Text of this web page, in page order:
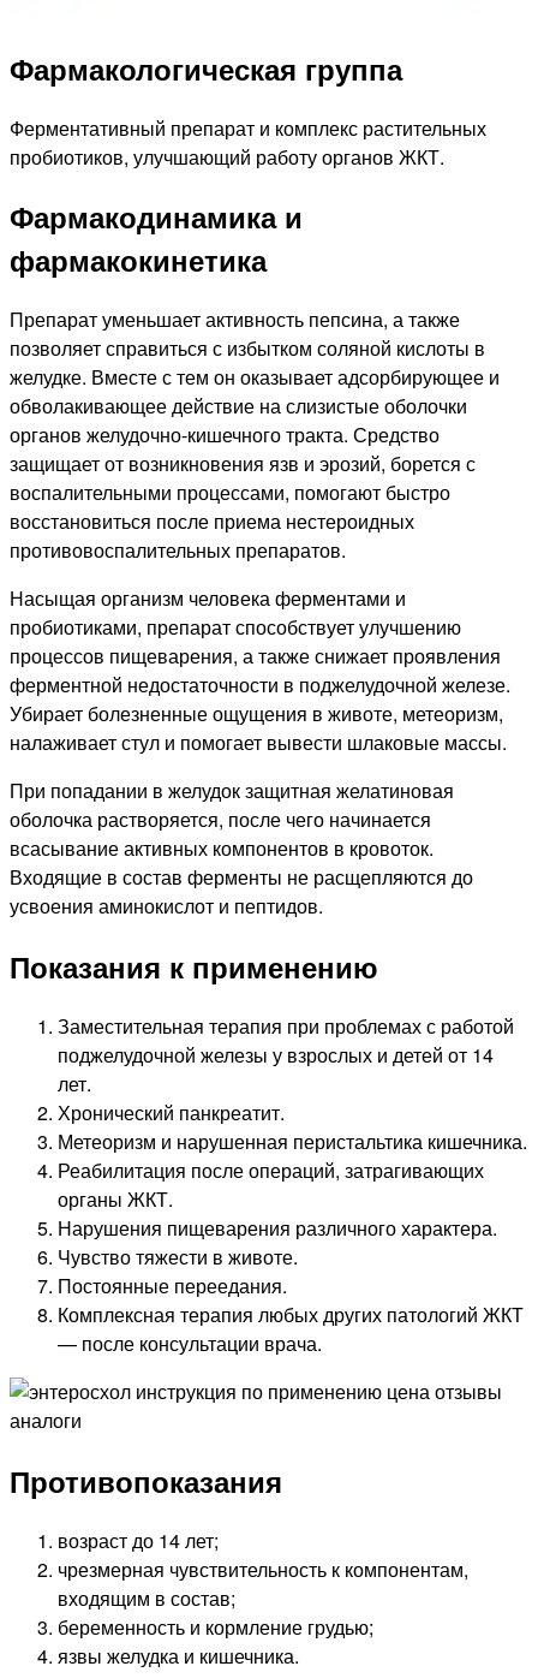
Фармакологическая группа
Ферментативный препарат и комплекс растительных
пробиотиков, улучшающий работу органов ЖКТ.
Фармакодинамика и
фармакокинетика
Препарат уменьшает активность пепсина, а также
позволяет справиться с избытком соляной кислоты в
желудке. Вместе с тем он оказывает адсорбирующее и
обволакивающее действие на слизистые оболочки
органов желудочно-кишечного тракта. Средство
защищает от возникновения язв и эрозий, борется с
воспалительными процессами, помогают быстро
восстановиться после приема нестероидных
противовоспалительных препаратов.
Насыщая организм человека ферментами и
пробиотиками, препарат способствует улучшению
процессов пищеварения, а также снижает проявления
ферментной недостаточности в поджелудочной железе.
Убирает болезненные ощущения в животе, метеоризм,
налаживает стул и помогает вывести шлаковые массы.
При попадании в желудок защитная желатиновая
оболочка растворяется, после чего начинается
всасывание активных компонентов в кровоток.
Входящие в состав ферменты не расщепляются до
усвоения аминокислот и пептидов.
Показания к применению
Заместительная терапия при проблемах с работой
поджелудочной железы у взрослых и детей от 14
лет.
Хронический панкреатит.
Метеоризм и нарушенная перистальтика кишечника.
Реабилитация после операций, затрагивающих
органы ЖКТ.
Нарушения пищеварения различного характера.
Чувство тяжести в животе.
Постоянные переедания.
Комплексная терапия любых других патологий ЖКТ
— после консультации врача.
Противопоказания
возраст до 14 лет;
чрезмерная чувствительность к компонентам,
входящим в состав;
беременность и кормление грудью;
язвы желудка и кишечника.